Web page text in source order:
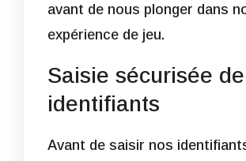
avant de nous plonger dans
expérience de jeu.
Saisie sécurisée
identifiants
Avant de saisir nos